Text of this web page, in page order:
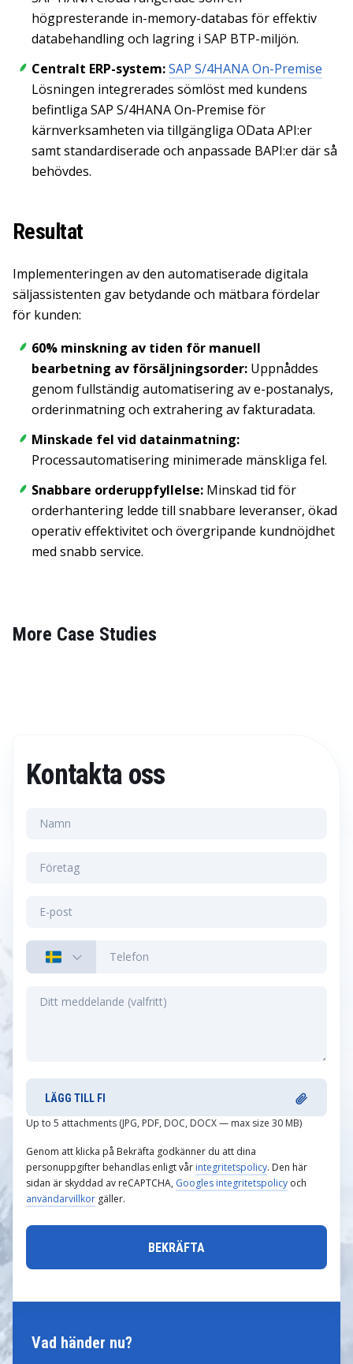
högpresterande in-memory-databas för effektiv
databehandling och lagring i SAP BTP-miljön.
Centralt ERP-system:SAP S/4HANA On-Premise
Lösningen integrerades sömlöst med kundens
befintliga SAP S/4HANA On-Premise för
kärnverksamheten via tillgängliga OData API:er
samt standardiserade och anpassade BAPI:er där så
behövdes.
Resultat
Implementeringen av den automatiserade digitala
säljassistenten gav betydande och mätbara fördelar
för kunden:
60% minskning av tiden för manuell
bearbetning av försäljningsorder: Uppnåddes
genom fullständig automatisering av e-postanalys,
orderinmatning och extrahering av fakturadata.
Minskade fel vid datainmatning:
Processautomatisering minimerade mänskliga fel.
Snabbare orderuppfyllelse: Minskad tid för
orderhantering ledde till snabbare leveranser, ökad
operativ effektivitet och övergripande kundnöjdhet
med snabb service.
More Case Studies
Vad händer nu?
Kontakta oss
LÄGG TILL FI
Up to 5 attachments (JPG, PDF, DOC, DOCX — max size 30 MB)
Genom att klicka på Bekräfta godkänner du att dina
personuppgifter behandlas enligt vår integritetspolicy. Den här
sidan är skyddad av reCAPTCHA, Googles integritetspolicy och
användarvillkor gäller.